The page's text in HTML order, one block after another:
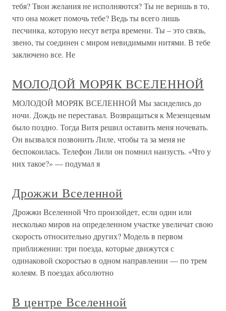
тебя? Твои желания не исполняются? Ты не веришь в то,
что она может помочь тебе? Ведь ты всего лишь
песчинка, которую несут ветра времени. Ты – это связь,
звено, ты соединен с миром невидимыми нитями. В тебе
заключено все. Не
МОЛОДОЙ МОРЯК ВСЕЛЕННОЙ
МОЛОДОЙ МОРЯК ВСЕЛЕННОЙ Мы засиделись до
ночи. Дождь не переставал. Возвращаться к Мезенцевым
было поздно. Тогда Витя решил оставить меня ночевать.
Он вызвался позвонить Лиле, чтобы та за меня не
беспокоилась. Телефон Лили он помнил наизусть. «Что у
них такое?» — подумал я
Дрожжи Вселенной
Дрожжи Вселенной Что произойдет, если один или
несколько миров на определенном участке увеличат свою
скорость относительно других? Модель в первом
приближении: три поезда, которые движутся с
одинаковой скоростью в одном направлении — по трем
колеям. В поездах абсолютно
В центре Вселенной